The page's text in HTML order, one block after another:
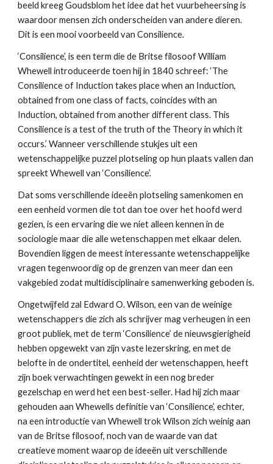
beeld kreeg Goudsblom het idee dat het vuurbeheersing is
waardoor mensen zich onderscheiden van andere dieren.
Dit is een mooi voorbeeld van Consilience.
‘Consilience’, is een term die de Britse filosoof William
Whewell introduceerde toen hij in 1840 schreef: ‘The
Consilience of Induction takes place when an Induction,
obtained from one class of facts, coincides with an
Induction, obtained from another different class. This
Consilience is a test of the truth of the Theory in which it
occurs.’ Wanneer verschillende stukjes uit een
wetenschappelijke puzzel plotseling op hun plaats vallen dan
spreekt Whewell van ‘Consilience’.
Dat soms verschillende ideeën plotseling samenkomen en
een eenheid vormen die tot dan toe over het hoofd werd
gezien, is een ervaring die we niet alleen kennen in de
sociologie maar die alle wetenschappen met elkaar delen.
Bovendien liggen de meest interessante wetenschappelijke
vragen tegenwoordig op de grenzen van meer dan een
vakgebied zodat multidisciplinaire samenwerking geboden is.
Ongetwijfeld zal Edward O. Wilson, een van de weinige
wetenschappers die zich als schrijver mag verheugen in een
groot publiek, met de term ‘Consilience’ de nieuwsgierigheid
hebben opgewekt van zijn vaste lezerskring, en met de
belofte in de ondertitel, eenheid der wetenschappen, heeft
zijn boek verwachtingen gewekt in een nog breder
gezelschap en werd het een best-seller. Had hij zich maar
gehouden aan Whewells definitie van ‘Consilience’, echter,
na een introductie van Whewell trok Wilson zich weinig aan
van de Britse filosoof, noch van de waarde van dat
creatieve moment waarop de ideeën uit verschillende